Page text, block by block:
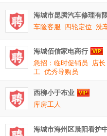
海城市昆腾汽车修理有
车险客服
四轮定位 洗
海城佰信家电商行
急招：临时促销员
店长
工 优秀导购员
西柳小于布业
库房工人
海城市海州区晨阳看护